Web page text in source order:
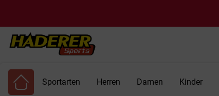
Sportarten Herren Damen Kinder